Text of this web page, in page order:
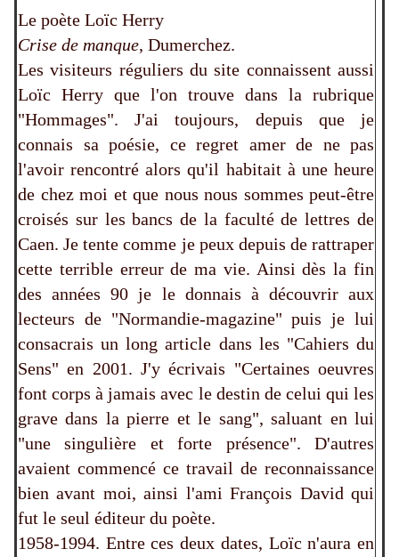
Le poète Loïc Herry
Crise de manque, Dumerchez.
Les visiteurs réguliers du site connaissent aussi
Loïc Herry que l'on trouve dans la rubrique
"Hommages". J'ai toujours, depuis que je
connais sa poésie, ce regret amer de ne pas
l'avoir rencontré alors qu'il habitait à une heure
de chez moi et que nous nous sommes peut-être
croisés sur les bancs de la faculté de lettres de
Caen. Je tente comme je peux depuis de rattraper
cette terrible erreur de ma vie. Ainsi dès la fin
des années 90 je le donnais à découvrir aux
lecteurs de "Normandie-magazine" puis je lui
consacrais un long article dans les "Cahiers du
Sens" en 2001. J'y écrivais "Certaines oeuvres
font corps à jamais avec le destin de celui qui les
grave dans la pierre et le sang", saluant en lui
"une singulière et forte présence". D'autres
avaient commencé ce travail de reconnaissance
bien avant moi, ainsi l'ami François David qui
fut le seul éditeur du poète.
1958-1994. Entre ces deux dates, Loïc n'aura en